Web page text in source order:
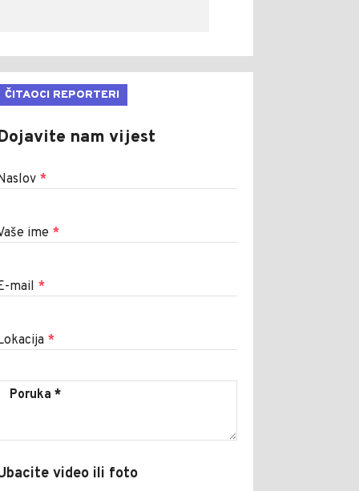
ČITAOCI REPORTERI
nam vijest
*
ime *
mail *
*
video ili foto